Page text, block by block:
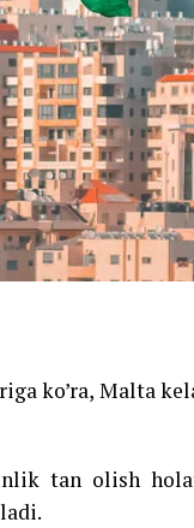
ko’ra, Malta
tan olish